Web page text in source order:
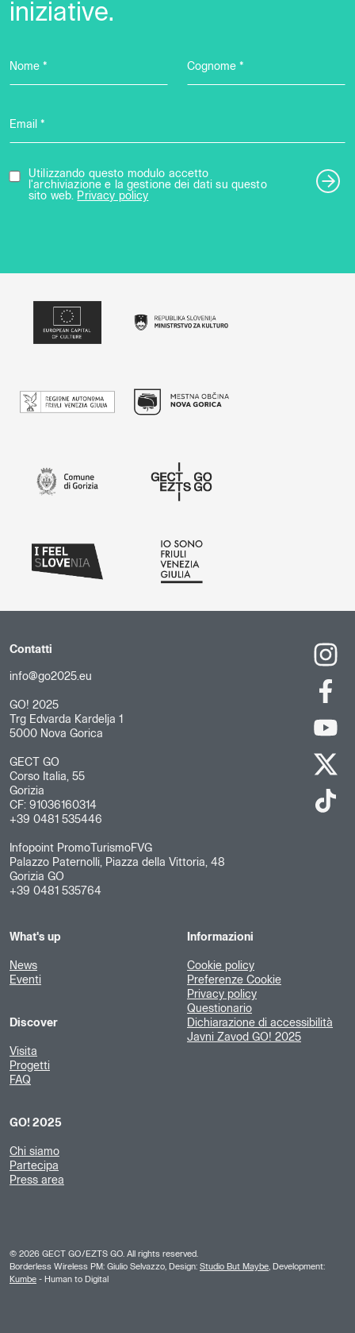
iniziative.
Nome * Cognome *
Email *
Utilizzando questo modulo accetto
l'archiviazione e la gestione dei dati su questo
sito web. Privacy policy
Contatti
info@go2025.eu
GO! 2025
Trg Edvarda Kardelja 1
5000 Nova Gorica
GECT GO
Corso Italia, 55
Gorizia
CF: 91036160314
+39 0481 535446
Infopoint PromoTurismoFVG
Palazzo Paternolli, Piazza della Vittoria, 48
Gorizia GO
+39 0481 535764
What's up
News
Eventi
Discover
Visita
Progetti
FAQ
GO! 2025
Chi siamo
Partecipa
Press area
Informazioni
Cookie policy
Preferenze Cookie
Privacy policy
Questionario
Dichiarazione di accessibilità
Javni Zavod GO! 2025
© 2026 GECT GO/EZTS GO. All rights reserved.
Borderless Wireless PM: Giulio Selvazzo, Design: Studio But Maybe , Development:
Kumbe - Human to Digital